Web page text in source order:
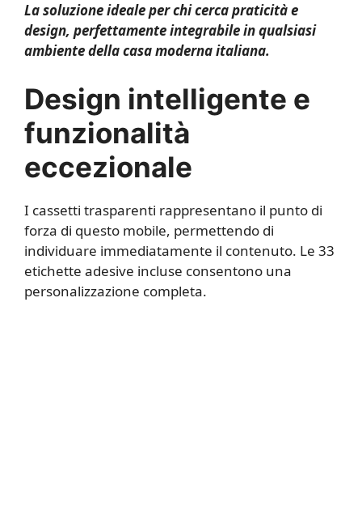
La soluzione ideale per chi cerca praticità e
design, perfettamente integrabile in qualsiasi
ambiente della casa moderna italiana.
Design intelligente e
funzionalità
eccezionale
I cassetti trasparenti rappresentano il punto di
forza di questo mobile, permettendo di
individuare immediatamente il contenuto. Le 33
etichette adesive incluse consentono una
personalizzazione completa.